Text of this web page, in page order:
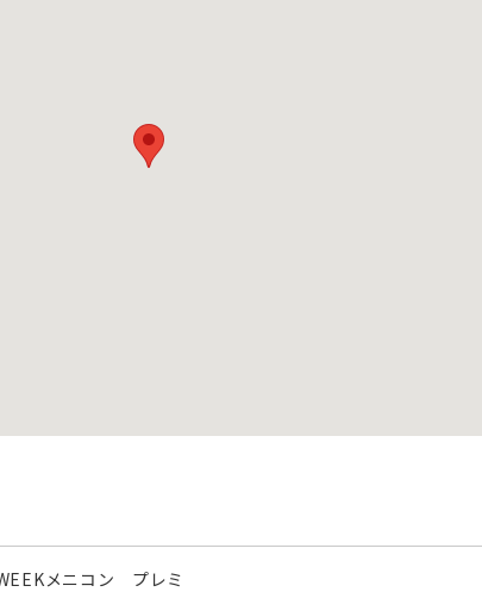
メニコン プレミ